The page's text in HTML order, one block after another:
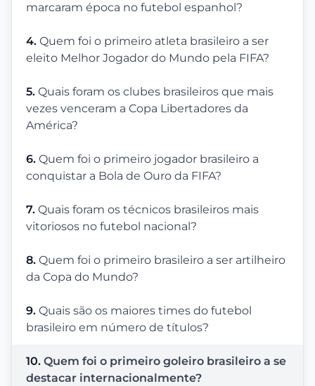
marcaram época no futebol espanhol?
4. Quem foi o primeiro atleta brasileiro a ser
eleito Melhor Jogador do Mundo pela FIFA?
5. Quais foram os clubes brasileiros que mais
vezes venceram a Copa Libertadores da
América?
6. Quem foi o primeiro jogador brasileiro a
conquistar a Bola de Ouro da FIFA?
7. Quais foram os técnicos brasileiros mais
vitoriosos no futebol nacional?
8. Quem foi o primeiro brasileiro a ser artilheiro
da Copa do Mundo?
9. Quais são os maiores times do futebol
brasileiro em número de títulos?
10. Quem foi o primeiro goleiro brasileiro a se
destacar internacionalmente?